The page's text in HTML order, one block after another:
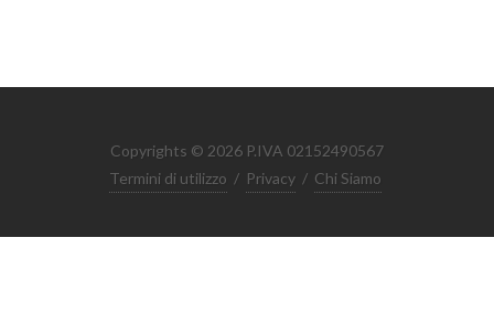
Copyrights © 2026 P.IVA 02152490567
Termini di utilizzo / Privacy / Chi Siamo